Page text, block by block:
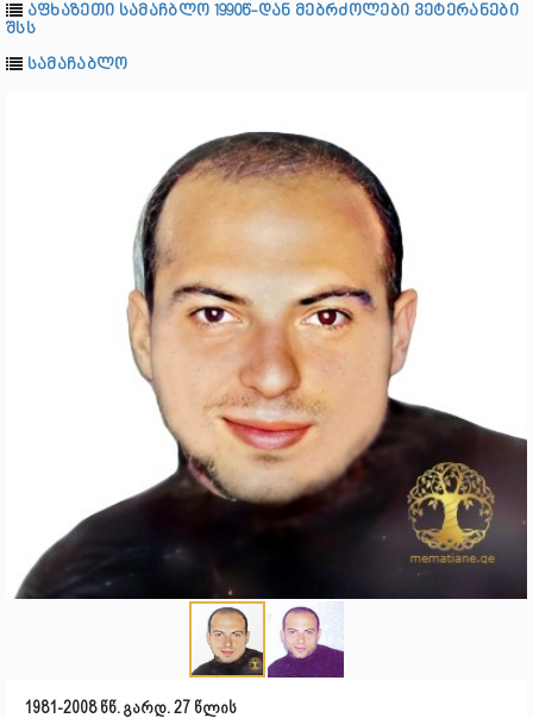
აფხაზეთი სამაჩბლო 1990წ-დან მებრძოლები ვეტერანები
შსს
სამაჩაბლო
1981-2008 წწ. გარდ. 27 წლის